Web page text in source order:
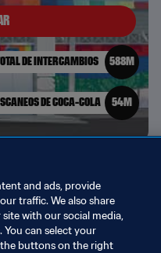
and ads, provide
traffic. We also share
with our social media,
can select your
buttons on the right